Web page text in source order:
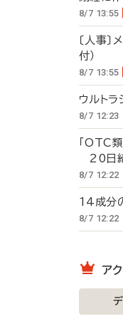
8/7 13:55
〔人事〕
付）
8/7 13:55
ウルト
8/7 12:23
「OTC
20日
8/7 12:22
14成分
8/7 12:22
ア